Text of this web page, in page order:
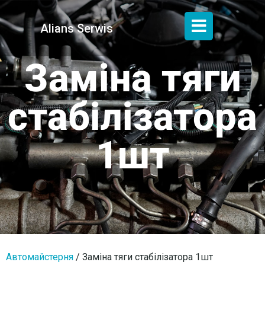
Alians Serwis
Заміна тяги
стабілізатора
1шт
Автомайстерня / Заміна тяги стабілізатора 1шт